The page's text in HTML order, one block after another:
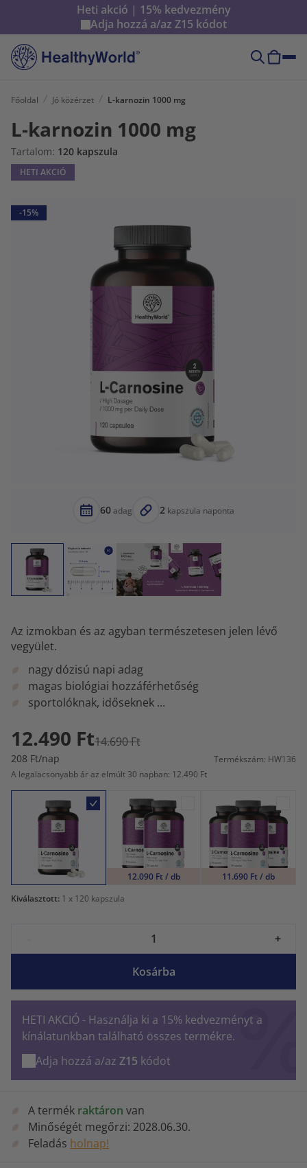
Heti akció | 15% kedvezmény
Adja hozzá a/az Z15 kódot
Főoldal Jó közérzet L-karnozin 1000 mg
L-karnozin 1000 mg
Tartalom: 120 kapszula
HETI AKCIÓ
-15%
60adag 2 kapszula naponta
Az izmokban és az agyban természetesen jelen lévő
vegyület.
nagy dózisú napi adag
magas biológiai hozzáférhetőség
sportolóknak, időseknek ...
12.490 Ft14.690 Ft
208 Ft/nap
Termékszám: HW136
A legalacsonyabb ár az elmúlt 30 napban: 12.490 Ft
12.090 Ft / db
11.690 Ft / db
Kiválasztott: 1 x 120 kapszula
+
Kosárba
HETI AKCIÓ - Használja ki a 15% kedvezményt a
kínálatunkban található összes termékre.
Adja hozzá a/az Z15 kódot
A termék raktáron van
Minőségét megőrzi: 2028.06.30.
Feladás holnap!